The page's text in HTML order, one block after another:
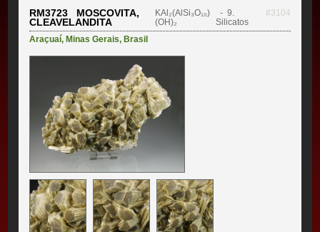
RM3723 MOSCOVITA,
CLEAVELANDITA
KAl₂(AlSi₃O₁₀)
(OH)₂
- 9.
Silicatos
#3104
Araçuaí, Minas Gerais, Brasil